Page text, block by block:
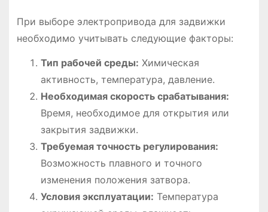
При выборе электропривода для задвижки
необходимо учитывать следующие факторы:
Тип рабочей среды: Химическая
активность, температура, давление.
Необходимая скорость срабатывания:
Время, необходимое для открытия или
закрытия задвижки.
Требуемая точность регулирования:
Возможность плавного и точного
изменения положения затвора.
Условия эксплуатации: Температура